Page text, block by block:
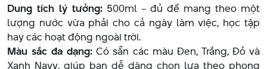
Dung tích lý tưởng:500ml – đủ để mang theo một
lượng nước vừa phải cho cả ngày làm việc, học tập
hay các hoạt động ngoài trời.
Màu sắc đa dạng: Có sẵn các màu Đen, Trắng, Đỏ và
Xanh Navy, giúp bạn dễ dàng chọn lựa theo phong